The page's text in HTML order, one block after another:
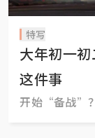
特写
大年初一
这件事
开始“备战”？